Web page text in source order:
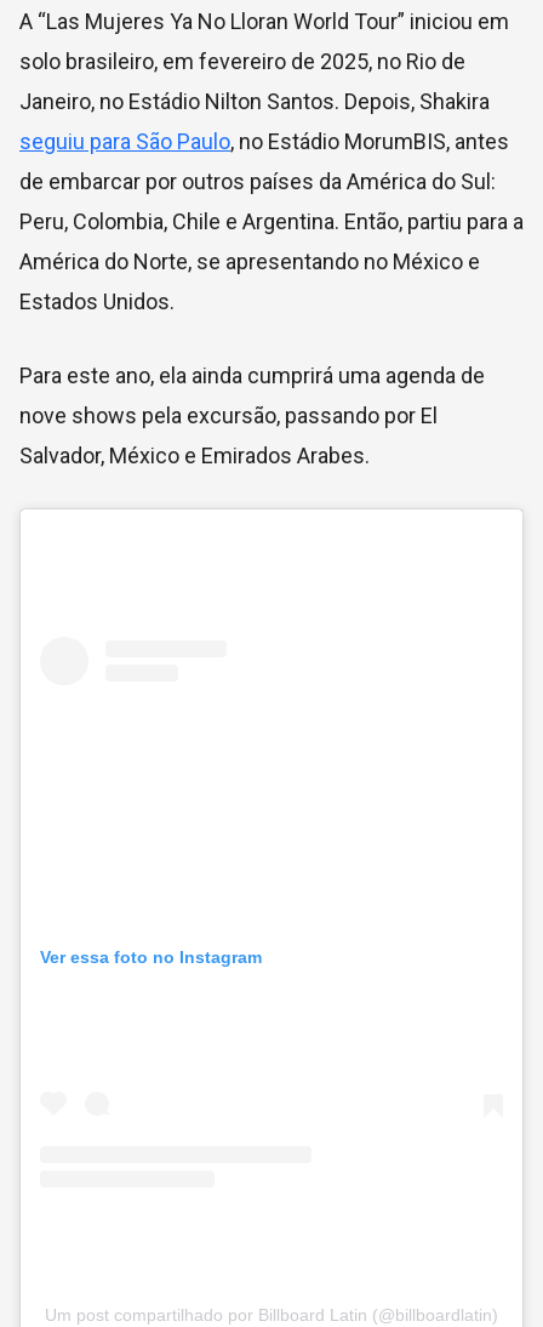
A “Las Mujeres Ya No Lloran World Tour” iniciou em
solo brasileiro, em fevereiro de 2025, no Rio de
Janeiro, no Estádio Nilton Santos. Depois, Shakira
seguiu para São Paulo, no Estádio MorumBIS, antes
de embarcar por outros países da América do Sul:
Peru, Colombia, Chile e Argentina. Então, partiu para a
América do Norte, se apresentando no México e
Estados Unidos.
Para este ano, ela ainda cumprirá uma agenda de
nove shows pela excursão, passando por El
Salvador, México e Emirados Arabes.
Ver essa foto no Instagram
Um post compartilhado por Billboard Latin (@billboardlatin)